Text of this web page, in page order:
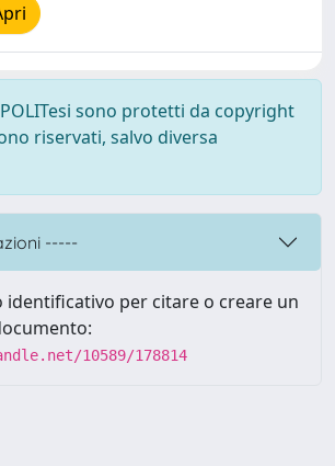
sono protetti da copyright
riservati, salvo diversa
-----
identificativo per citare o creare un
10589/178814